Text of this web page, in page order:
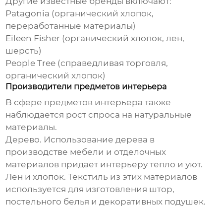
Patagonia (органический хлопок,
переработанные материалы)
Eileen Fisher (органический хлопок, лен,
шерсть)
People Tree (справедливая торговля,
органический хлопок)
Производители предметов интерьера
В сфере предметов интерьера также
наблюдается рост спроса на натуральные
материалы.
Дерево. Использование дерева в
производстве мебели и отделочных
материалов придает интерьеру тепло и уют.
Лен и хлопок. Текстиль из этих материалов
используется для изготовления штор,
постельного белья и декоративных подушек.